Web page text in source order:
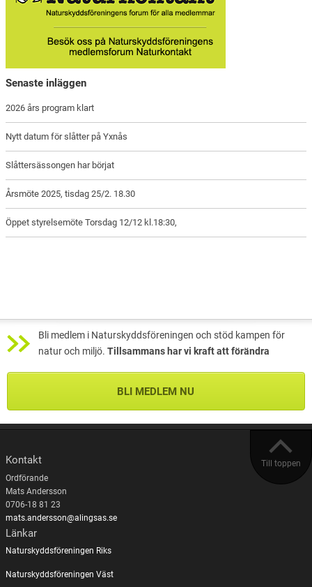
Senaste inläggen
2026 års program klart
Nytt datum för slåtter på Yxnås
Slåttersässongen har börjat
Årsmöte 2025, tisdag 25/2. 18.30
Öppet styrelsemöte Torsdag 12/12 kl.18:30,
Bli medlem i Naturskyddsföreningen och stöd kampen för
natur och miljö. Tillsammans har vi kraft att förändra
BLI MEDLEM NU
Till toppen
Kontakt
Ordförande
Mats Andersson
0706-18 81 23
mats.andersson@alingsas.se
Länkar
Naturskyddsföreningen Riks
Naturskyddsföreningen Väst